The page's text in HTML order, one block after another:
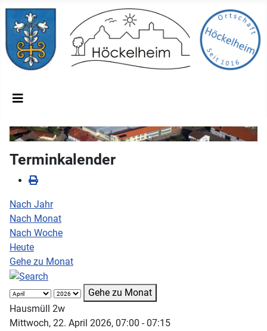
Terminkalender
Nach Jahr
Nach Monat
Nach Woche
Heute
Gehe zu Monat
Gehe zu Monat
Hausmüll 2w
Mittwoch, 22. April 2026, 07:00 - 07:15